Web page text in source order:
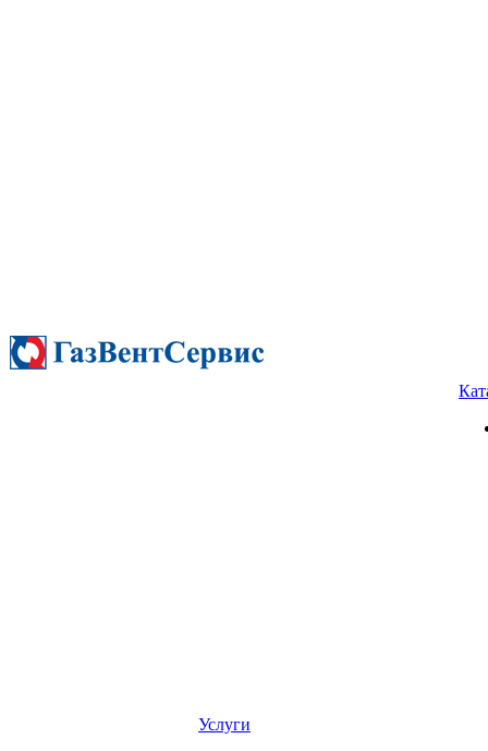
Услуги